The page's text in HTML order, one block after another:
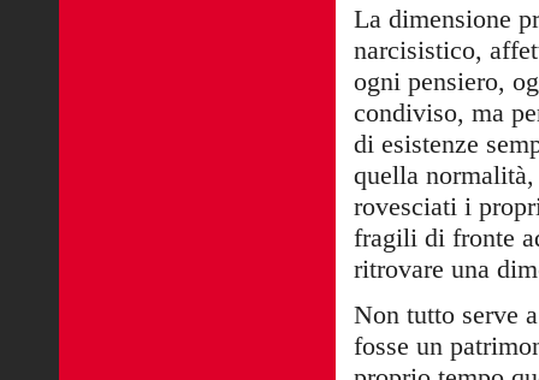
La dimensione
narcisistico,
ogni pensiero,
condiviso, ma
di esistenze
quella
rovesciati i
fragili di fronte
ritrovare una
Non tutto serve
fosse un